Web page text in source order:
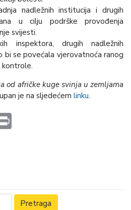
nadležnih institucija i drugih
u cilju podrške provođenja
svijesti.
inspektora, drugih nadležnih
bi se povećala vjerovatnoća ranog
kontrole.
od afričke kuge svinja u zemljama
je na sljedećem linku.